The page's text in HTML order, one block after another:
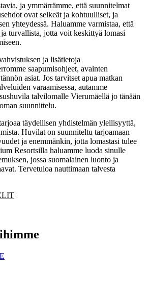
ja ymmärrämme, että suunnitelmat
ovat selkeät ja kohtuulliset, ja
yhteydessä. Haluamme varmistaa, että
turvallista, jotta voit keskittyä lomasi
ja lisätietoja
saapumisohjeet, avainten
asiat. Jos tarvitset apua matkan
varaamisessa, autamme
talvilomalle Vierumäellä jo tänään
suunnittelu.
täydellisen yhdistelmän ylellisyyttä,
Huvilat on suunniteltu tarjoamaan
ja enemmänkin, jotta lomastasi tulee
Resortsilla haluamme luoda sinulle
jossa suomalainen luonto ja
Tervetuloa nauttimaan talvesta